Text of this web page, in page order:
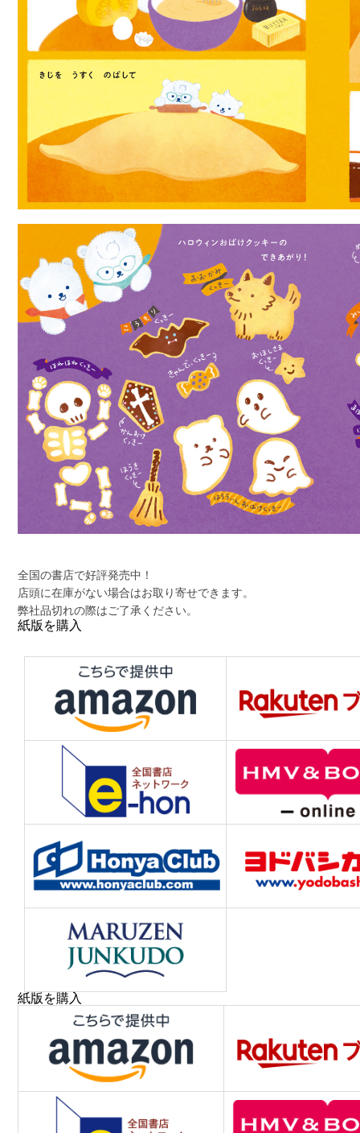
全国の書店で好評発売中！
店頭に在庫がない場合はお取り寄せできます。
弊社品切れの際はご了承ください。
紙版を購入
紙版を購入